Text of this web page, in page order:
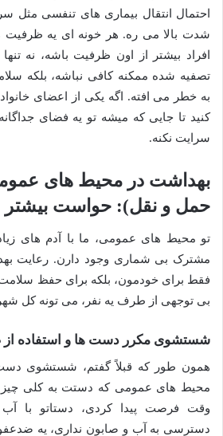
احتمال انتقال بیماری های تنفسی مثل
شدت بالا می ره. هر خونه ای یه ظرفیت
افراد بیشتر از اون ظرفیت باشه، نه
تصفیه شده ممکنه کافی نباشه، بلکه
به خطر می افته. اگه یکی از اعضای
کنید تا جایی که میشه تو یه فضای جداگانه
سرایت نکنه.
بهداشت در محیط های
حمل و نقل): حواست بیشتر
تو محیط های عمومی، ما با آدم های
مشترک بی شماری وجود دارن. رعایت
فقط برای خودمون، بلکه برای حفظ سلامت
بی توجهی از طرف یه نفر، می تونه کل شهر
شستشوی مکرر دست ها و استفاده از
همون طور که قبلاً گفتم، شستشوی
محیط های عمومی که دستت به کلی
وقت فرصت پیدا کردی، دستاتو با
دسترسی به آب و صابون نداری، یه